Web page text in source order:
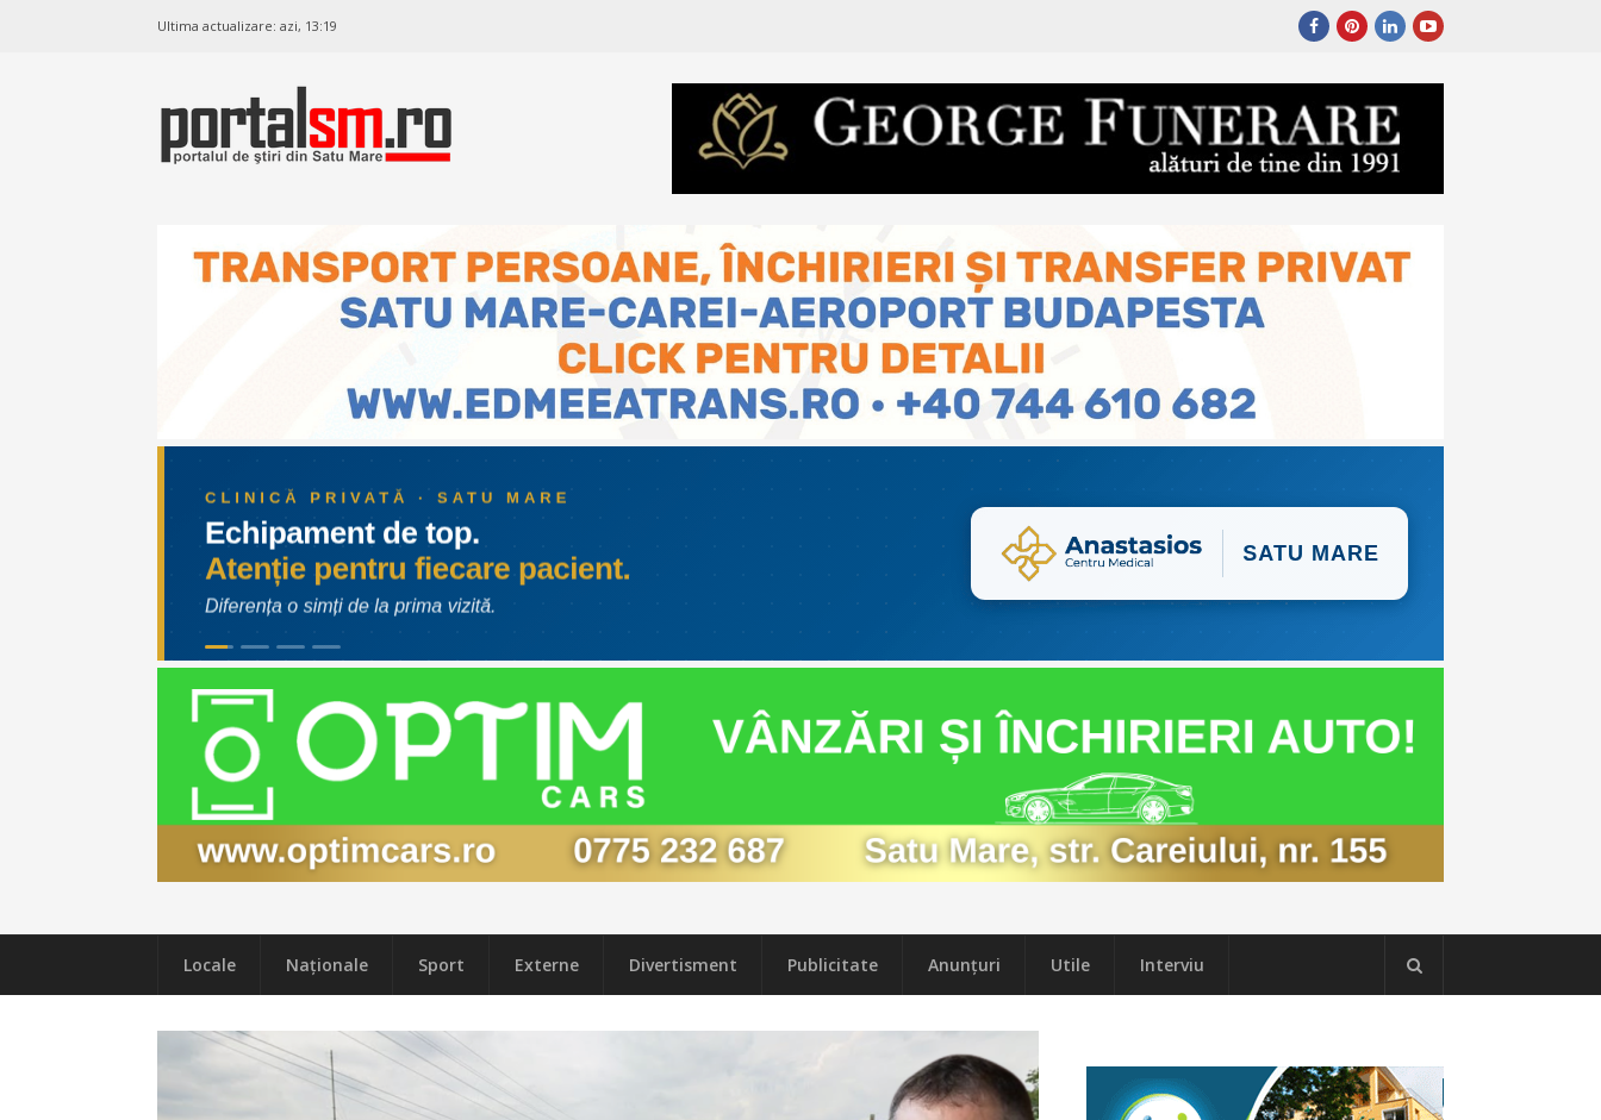
Ultima actualizare: azi, 13:19
Locale Naţionale Sport Externe Divertisment Publicitate Anunțuri Utile Interviu